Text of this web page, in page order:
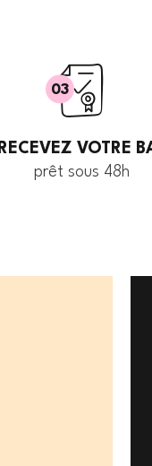
03
RECEVEZ VOTRE
prêt sous 48h